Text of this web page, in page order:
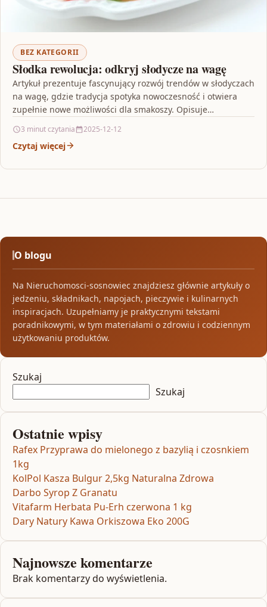
BEZ KATEGORII
Słodka rewolucja: odkryj słodycze na wagę
Artykuł prezentuje fascynujący rozwój trendów w słodyczach
na wagę, gdzie tradycja spotyka nowoczesność i otwiera
zupełnie nowe możliwości dla smakoszy. Opisuje
3 minut czytania 2025-12-12
Czytaj więcej
O blogu
Na Nieruchomosci-sosnowiec znajdziesz głównie artykuły o
jedzeniu, składnikach, napojach, pieczywie i kulinarnych
inspiracjach. Uzupełniamy je praktycznymi tekstami
poradnikowymi, w tym materiałami o zdrowiu i codziennym
użytkowaniu produktów.
Szukaj
Szukaj
Ostatnie wpisy
Rafex Przyprawa do mielonego z bazylią i czosnkiem
1kg
KolPol Kasza Bulgur 2,5kg Naturalna Zdrowa
Darbo Syrop Z Granatu
Vitafarm Herbata Pu-Erh czerwona 1 kg
Dary Natury Kawa Orkiszowa Eko 200G
Najnowsze komentarze
Brak komentarzy do wyświetlenia.